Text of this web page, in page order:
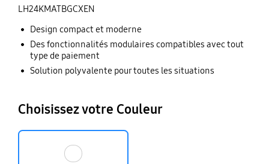
LH24KMATBGCXEN
Design compact et moderne
Des fonctionnalités modulaires compatibles avec tout
type de paiement
Solution polyvalente pour toutes les situations
Choisissez votre Couleur